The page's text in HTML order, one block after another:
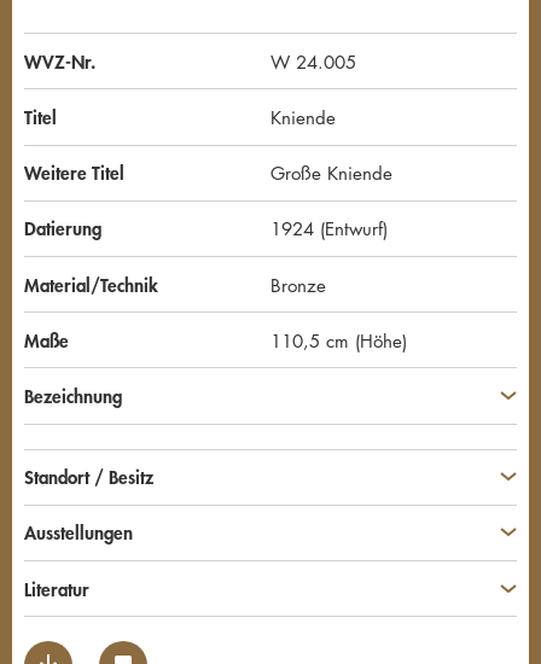
WVZ-Nr. W 24.005
Titel Kniende
Weitere Titel Große Kniende
Datierung 1924 (Entwurf)
Material/Technik Bronze
Maße 110,5 cm (Höhe)
Bezeichnung
Standort / Besitz
Ausstellungen
Literatur